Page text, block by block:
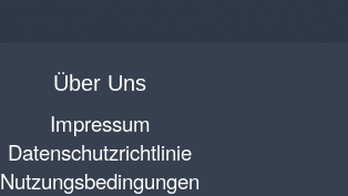
Über Uns
Impressum
Datenschutzrichtlinie
Nutzungsbedingungen